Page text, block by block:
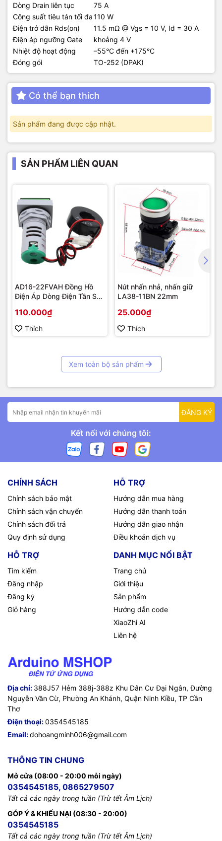
Dòng Drain liên tục
75 A
Công suất tiêu tán tối đa110 W
Điện trở dẫn Rds(on)
11.5 mΩ @ Vgs = 10 V, Id = 30 A
Điện áp ngưỡng Gate
khoảng 4 V
Nhiệt độ hoạt động
–55°C đến +175°C
Đóng gói
TO-252 (DPAK)
Có thể bạn thích
Sản phẩm đang được cập nhật.
SẢN PHẨM LIÊN QUAN
AD16-22FVAH Đồng Hồ
Điện Áp Dòng Điện Tần Số
110.000₫
Thích
Nút nhấn nhả, nhấn giữ
LA38-11BN 22mm
25.000₫
Thích
Xem toàn bộ sản phẩm
ĐĂNG KÝ
Kết nối với chúng tôi:
CHÍNH SÁCH
Chính sách bảo mật
Chính sách vận chuyển
Chính sách đổi trả
Quy định sử dụng
HỖ TRỢ
Hướng dẫn mua hàng
Hướng dẫn thanh toán
Hướng dẫn giao nhận
Điều khoản dịch vụ
HỖ TRỢ
Tìm kiếm
Đăng nhập
Đăng ký
Giỏ hàng
DANH MỤC NỔI BẬT
Trang chủ
Giới thiệu
Sản phẩm
Hướng dẫn code
XiaoZhi AI
Liên hệ
Địa chỉ: 388J57 Hẻm 388j-388z Khu Dân Cư Đại Ngân, Đường
Nguyễn Văn Cừ, Phường An Khánh, Quận Ninh Kiều, TP Cần
Thơ
Điện thoại:0354545185
Email:dohoangminh006@gmail.com
THÔNG TIN CHUNG
Mở cửa (08:00 - 20:00 mỗi ngày)
0354545185, 0865279507
Tất cả các ngày trong tuần (Trừ tết Âm Lịch)
GÓP Ý & KHIẾU NẠI (08:30 - 20:00)
0354545185
Tất cả các ngày trong tuần (Trừ tết Âm Lịch)